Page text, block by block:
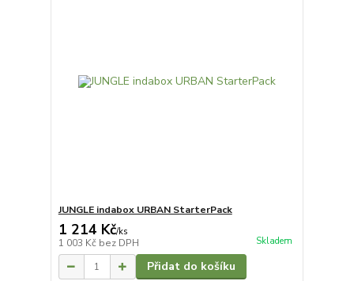
JUNGLE indabox URBAN StarterPack
1 214 Kč/ks
1 003 Kč bez DPH Skladem
Přidat do košíku